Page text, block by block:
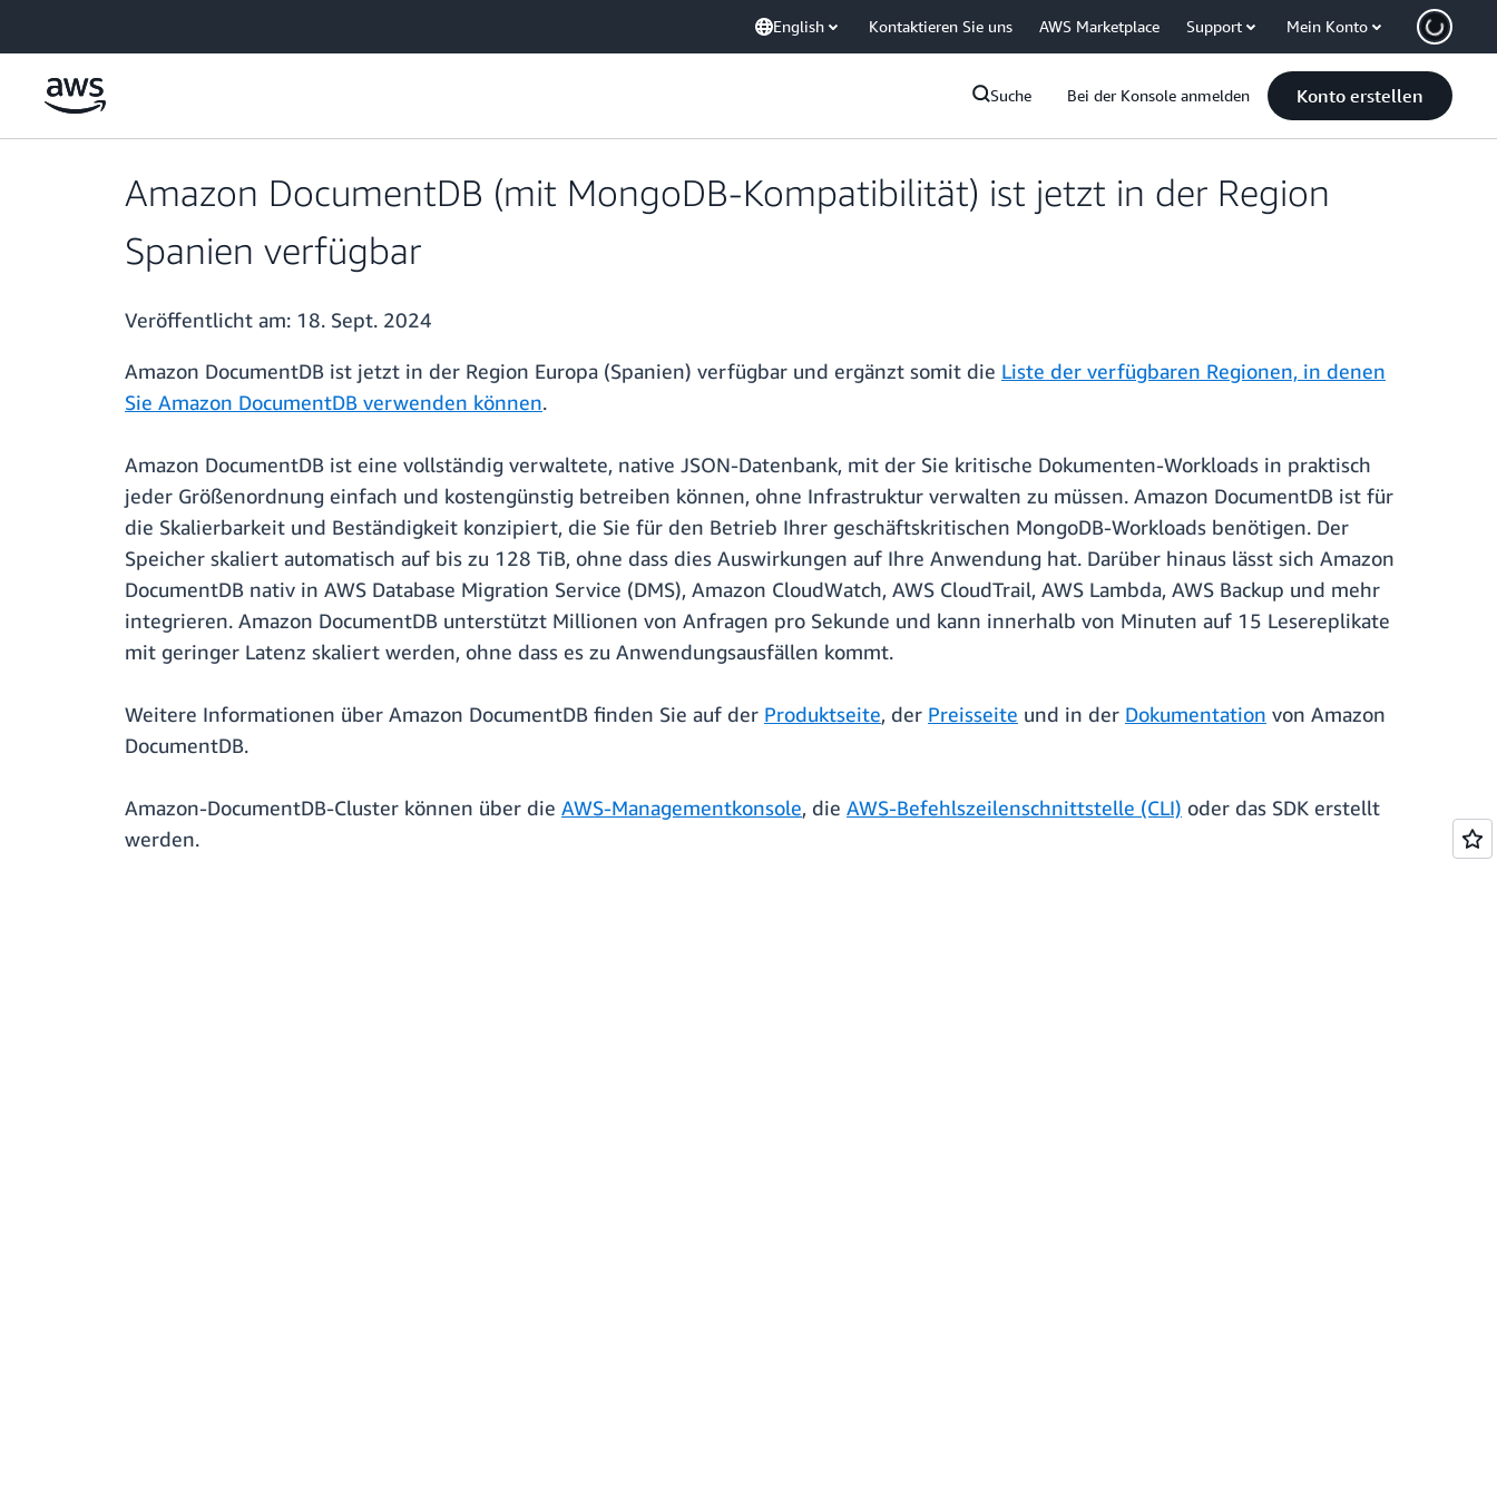
English Kontaktieren Sie uns AWS Marketplace Support Mein Konto
Suche Bei der Konsole anmelden Konto erstellen
Amazon DocumentDB (mit MongoDB-Kompatibilität) ist jetzt in der Region
Spanien verfügbar
Veröffentlicht am: 18. Sept. 2024
Amazon DocumentDB ist jetzt in der Region Europa (Spanien) verfügbar und ergänzt somit die Liste der verfügbaren Regionen, in denen
Sie Amazon DocumentDB verwenden können.
Amazon DocumentDB ist eine vollständig verwaltete, native JSON-Datenbank, mit der Sie kritische Dokumenten-Workloads in praktisch
jeder Größenordnung einfach und kostengünstig betreiben können, ohne Infrastruktur verwalten zu müssen. Amazon DocumentDB ist für
die Skalierbarkeit und Beständigkeit konzipiert, die Sie für den Betrieb Ihrer geschäftskritischen MongoDB-Workloads benötigen. Der
Speicher skaliert automatisch auf bis zu 128 TiB, ohne dass dies Auswirkungen auf Ihre Anwendung hat. Darüber hinaus lässt sich Amazon
DocumentDB nativ in AWS Database Migration Service (DMS), Amazon CloudWatch, AWS CloudTrail, AWS Lambda, AWS Backup und mehr
integrieren. Amazon DocumentDB unterstützt Millionen von Anfragen pro Sekunde und kann innerhalb von Minuten auf 15 Lesereplikate
mit geringer Latenz skaliert werden, ohne dass es zu Anwendungsausfällen kommt.
Weitere Informationen über Amazon DocumentDB finden Sie auf der Produktseite, der Preisseite und in der Dokumentation von Amazon
DocumentDB.
Amazon-DocumentDB-Cluster können über die AWS-Managementkonsole, die AWS-Befehlszeilenschnittstelle (CLI) oder das SDK erstellt
werden.